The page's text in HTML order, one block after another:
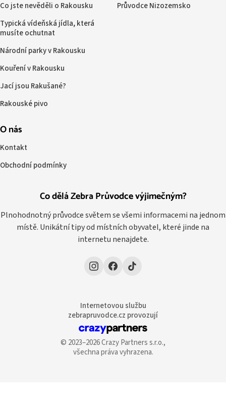
Co dělá Zebra Průvodce výjimečným?
Plnohodnotný průvodce světem se všemi informacemi na jednom
místě. Unikátní tipy od místních obyvatel, které jinde na
internetu nenajdete.
Co jste nevěděli o Rakousku
Typická vídeňská jídla, která
musíte ochutnat
Národní parky v Rakousku
Kouření v Rakousku
Jací jsou Rakušané?
Rakouské pivo
Průvodce Nizozemsko
O nás
Kontakt
Obchodní podmínky
Internetovou službu
zebrapruvodce.cz provozují
© 2023–2026 Crazy Partners s.r.o.,
všechna práva vyhrazena.